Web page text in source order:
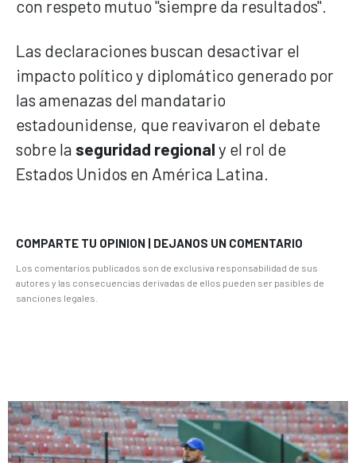
con respeto mutuo "siempre da resultados".
Las declaraciones buscan desactivar el
impacto político y diplomático generado por
las amenazas del mandatario
estadounidense, que reavivaron el debate
sobre la seguridad regional y el rol de
Estados Unidos en América Latina.
COMPARTE TU OPINION | DEJANOS UN COMENTARIO
Los comentarios publicados son de exclusiva responsabilidad de sus
autores y las consecuencias derivadas de ellos pueden ser pasibles de
sanciones legales.